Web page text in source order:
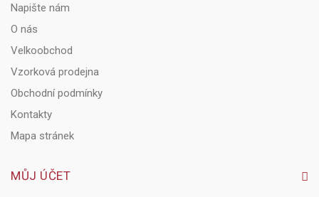
Napište nám
O nás
Velkoobchod
Vzorková prodejna
Obchodní podmínky
Kontakty
Mapa stránek
MŮJ ÚČET